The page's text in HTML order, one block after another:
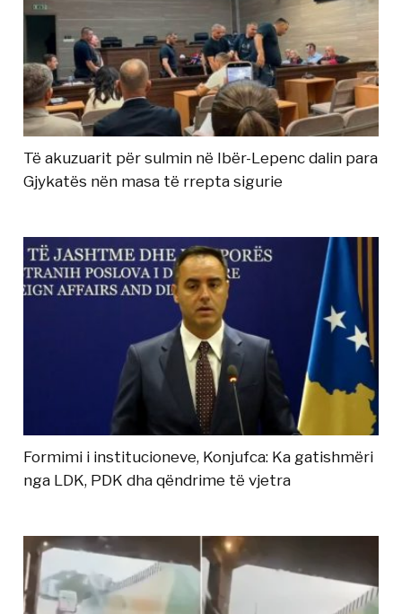
Të akuzuarit për sulmin në Ibër-Lepenc dalin para
Gjykatës nën masa të rrepta sigurie
Formimi i institucioneve, Konjufca: Ka gatishmëri
nga LDK, PDK dha qëndrime të vjetra